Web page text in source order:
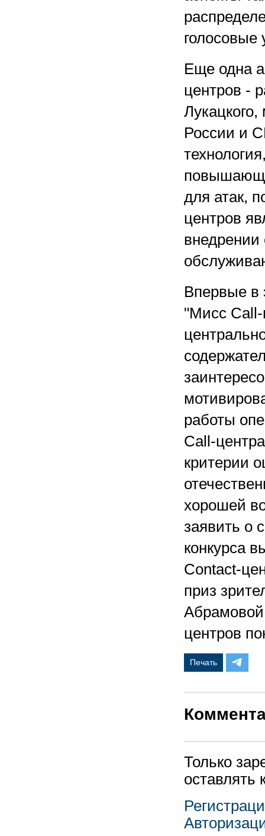
голосовые
Еще одна
центров -
России и
для атак,
центров
внедрении
Впервые в
"Мисс Call-
работы
Call-
критерии
хорошей
заявить о
конкурса
Contact-
приз
Абрамовой
центров
Печать
Только
оставлять